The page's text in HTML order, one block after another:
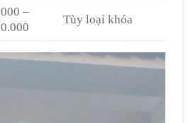
–
Tùy loại khóa